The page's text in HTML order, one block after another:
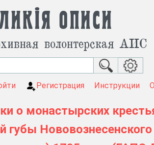
описи
волонтерская АИС
Регистрация Инструкции
о монастырских
губы